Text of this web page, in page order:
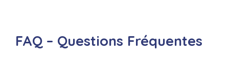
FAQ – Questions Fréquentes